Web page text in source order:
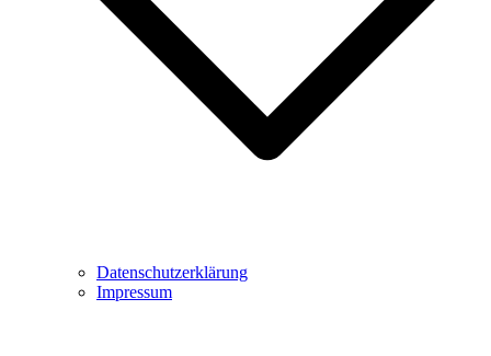
Datenschutzerklärung
Impressum